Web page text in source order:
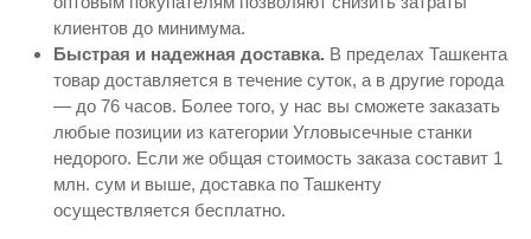
клиентов до минимума.
Быстрая и надежная доставка. В пределах Ташкента
товар доставляется в течение суток, а в другие города
— до 76 часов. Более того, у нас вы сможете заказать
любые позиции из категории Угловысечные станки
недорого. Если же общая стоимость заказа составит 1
млн. сум и выше, доставка по Ташкенту
осуществляется бесплатно.